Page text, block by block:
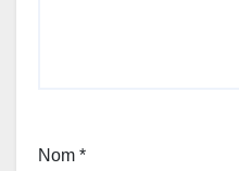
Nom *